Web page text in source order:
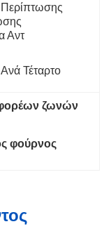
Αντ
Τέταρτο
ζωνών
φούρνος